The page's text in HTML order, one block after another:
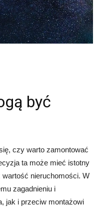
być
czy warto zamontować
ta może mieć istotny
nieruchomości. W
zagadnieniu i
jak i przeciw montażowi